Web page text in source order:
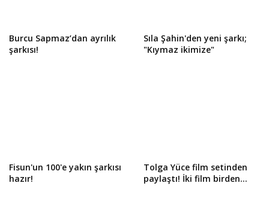
Burcu Sapmaz’dan ayrılık
şarkısı!
Sıla Şahin'den yeni şarkı;
"Kıymaz ikimize"
Fisun'un 100'e yakın şarkısı
hazır!
Tolga Yüce film setinden
paylaştı! İki film birden...